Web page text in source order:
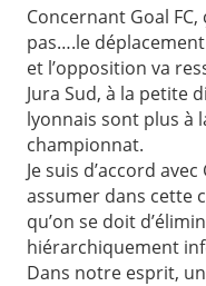
Concernant Goal
pas….le
et l’opposition va
Jura Sud, à la petite
lyonnais sont plus à
championnat.
Je suis d’accord
assumer dans cette
qu’on se doit
hiérarchiquement
Dans notre esprit,